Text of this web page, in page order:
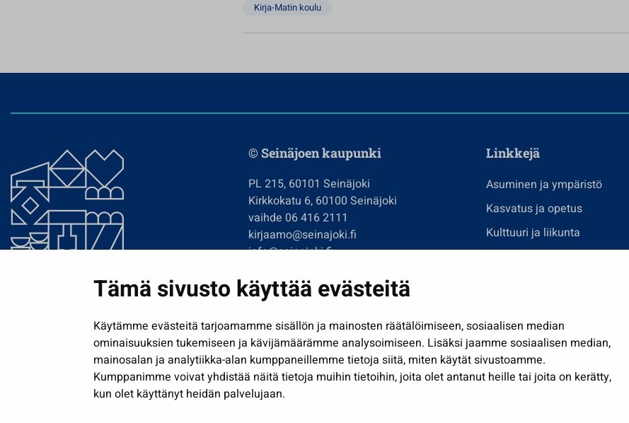
Tämä sivusto käyttää evästeitä
Käytämme evästeitä tarjoamamme sisällön ja mainosten räätälöimiseen, sosiaalisen median
ominaisuuksien tukemiseen ja kävijämäärämme analysoimiseen. Lisäksi jaamme sosiaalisen median,
mainosalan ja analytiikka-alan kumppaneillemme tietoja siitä, miten käytät sivustoamme.
Kumppanimme voivat yhdistää näitä tietoja muihin tietoihin, joita olet antanut heille tai joita on kerätty,
kun olet käyttänyt heidän palvelujaan.
Kirja-Matin koulu
© Seinäjoen kaupunki
PL 215, 60101 Seinäjoki
Kirkkokatu 6, 60100 Seinäjoki
vaihde 06 416 2111
kirjaamo@seinajoki.fi
info@seinajoki.fi
Tilaa uutiskirje
Linkkejä
Asuminen ja ympäristö
Kasvatus ja opetus
Kulttuuri ja liikunta
Näytä omat evästeasetukseni